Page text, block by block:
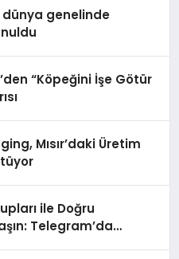
dünya genelinde
“Köpeğini İşe Götür
Mısır’daki Üretim
ile Doğru
Telegram’da